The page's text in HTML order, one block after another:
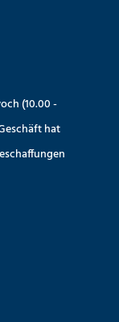
(10.00 -
hat